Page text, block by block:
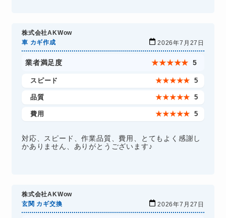
株式会社AKWow
車 カギ作成
2026年7月27日
業者満足度 ★★★★★ 5
スピード ★★★★★ 5
品質 ★★★★★ 5
費用 ★★★★★ 5
対応、スピード、作業品質、費用、とてもよく感謝し
かありません、ありがとうございます♪
株式会社AKWow
玄関 カギ交換
2026年7月27日